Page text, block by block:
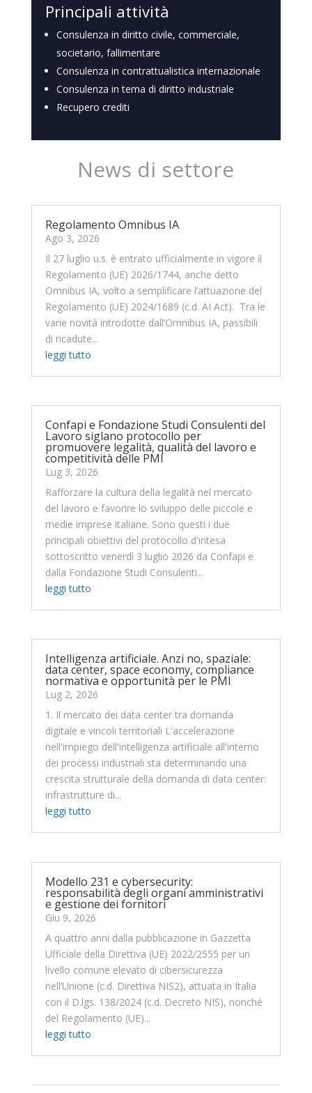
Principali attività
Consulenza in diritto civile, commerciale,
societario, fallimentare
Consulenza in contrattualistica internazionale
Consulenza in tema di diritto industriale
Recupero crediti
News di settore
Regolamento Omnibus IA
Ago 3, 2026
Il 27 luglio u.s. è entrato ufficialmente in vigore il
Regolamento (UE) 2026/1744, anche detto
Omnibus IA, volto a semplificare l’attuazione del
Regolamento (UE) 2024/1689 (c.d. AI Act). Tra le
varie novità introdotte dall’Omnibus IA, passibili
di ricadute...
leggi tutto
Confapi e Fondazione Studi Consulenti del
Lavoro siglano protocollo per
promuovere legalità, qualità del lavoro e
competitività delle PMI
Lug 3, 2026
Rafforzare la cultura della legalità nel mercato
del lavoro e favorire lo sviluppo delle piccole e
medie imprese italiane. Sono questi i due
principali obiettivi del protocollo d'intesa
sottoscritto venerdì 3 luglio 2026 da Confapi e
dalla Fondazione Studi Consulenti...
leggi tutto
Intelligenza artificiale. Anzi no, spaziale:
data center, space economy, compliance
normativa e opportunità per le PMI
Lug 2, 2026
1. Il mercato dei data center tra domanda
digitale e vincoli territoriali L'accelerazione
nell'impiego dell'intelligenza artificiale all'interno
dei processi industriali sta determinando una
crescita strutturale della domanda di data center:
infrastrutture di...
leggi tutto
Modello 231 e cybersecurity:
responsabilità degli organi amministrativi
e gestione dei fornitori
Giu 9, 2026
A quattro anni dalla pubblicazione in Gazzetta
Ufficiale della Direttiva (UE) 2022/2555 per un
livello comune elevato di cibersicurezza
nell’Unione (c.d. Direttiva NIS2), attuata in Italia
con il D.lgs. 138/2024 (c.d. Decreto NIS), nonché
del Regolamento (UE)...
leggi tutto